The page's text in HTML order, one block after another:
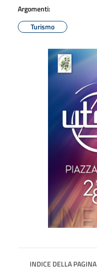
Argomenti:
Turismo
INDICE DELLA PAGINA